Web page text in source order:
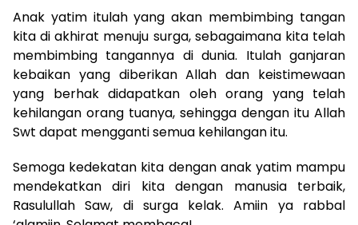
Anak yatim itulah yang akan membimbing tangan
kita di akhirat menuju surga, sebagaimana kita telah
membimbing tangannya di dunia. Itulah ganjaran
kebaikan yang diberikan Allah dan keistimewaan
yang berhak didapatkan oleh orang yang telah
kehilangan orang tuanya, sehingga dengan itu Allah
Swt dapat mengganti semua kehilangan itu.
Semoga kedekatan kita dengan anak yatim mampu
mendekatkan diri kita dengan manusia terbaik,
Rasulullah Saw, di surga kelak. Amiin ya rabbal